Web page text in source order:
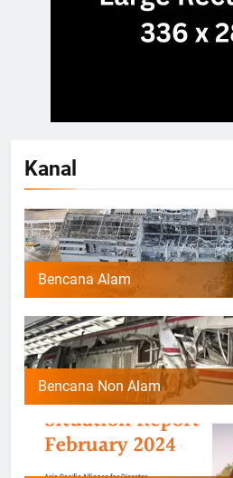
Kanal
Bencana Alam
Bencana Non Alam